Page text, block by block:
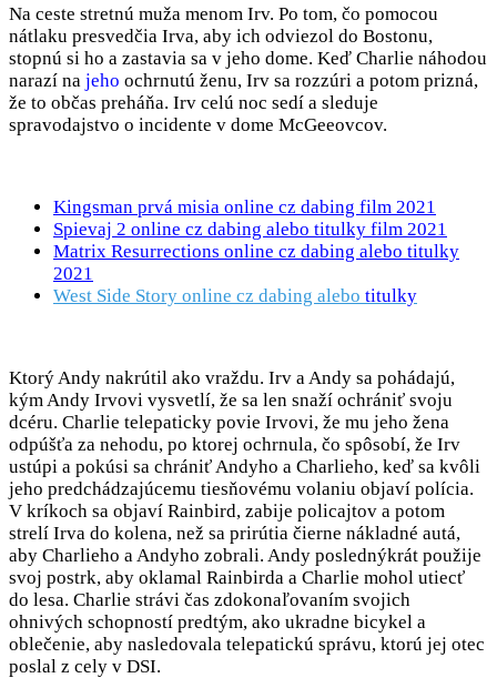
Na ceste stretnú muža menom Irv. Po tom, čo pomocou
nátlaku presvedčia Irva, aby ich odviezol do Bostonu,
stopnú si ho a zastavia sa v jeho dome. Keď Charlie náhodou
narazí na jeho ochrnutú ženu, Irv sa rozzúri a potom prizná,
že to občas preháňa. Irv celú noc sedí a sleduje
spravodajstvo o incidente v dome McGeeovcov.
Kingsman prvá misia online cz dabing film 2021
Spievaj 2 online cz dabing alebo titulky film 2021
Matrix Resurrections online cz dabing alebo titulky
2021
West Side Story online cz dabing alebo titulky
Ktorý Andy nakrútil ako vraždu. Irv a Andy sa pohádajú,
kým Andy Irvovi vysvetlí, že sa len snaží ochrániť svoju
dcéru. Charlie telepaticky povie Irvovi, že mu jeho žena
odpúšťa za nehodu, po ktorej ochrnula, čo spôsobí, že Irv
ustúpi a pokúsi sa chrániť Andyho a Charlieho, keď sa kvôli
jeho predchádzajúcemu tiesňovému volaniu objaví polícia.
V kríkoch sa objaví Rainbird, zabije policajtov a potom
strelí Irva do kolena, než sa prirútia čierne nákladné autá,
aby Charlieho a Andyho zobrali. Andy poslednýkrát použije
svoj postrk, aby oklamal Rainbirda a Charlie mohol utiecť
do lesa. Charlie strávi čas zdokonaľovaním svojich
ohnivých schopností predtým, ako ukradne bicykel a
oblečenie, aby nasledovala telepatickú správu, ktorú jej otec
poslal z cely v DSI.